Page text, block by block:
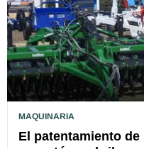
MAQUINARIA
El patentamiento